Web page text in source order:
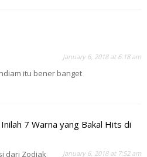
January 6, 2018 at 6:18 am
itu bener banget
7 Warna yang Bakal Hits di
January 6, 2018 at 7:52 am
dari Zodiak